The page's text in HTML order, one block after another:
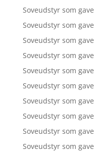
Soveudstyr som gave
Soveudstyr som gave
Soveudstyr som gave
Soveudstyr som gave
Soveudstyr som gave
Soveudstyr som gave
Soveudstyr som gave
Soveudstyr som gave
Soveudstyr som gave
Soveudstyr som gave